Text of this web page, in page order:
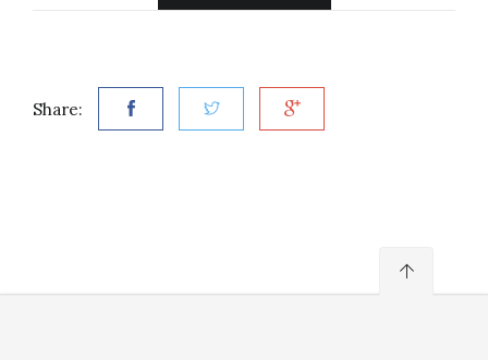
Share: